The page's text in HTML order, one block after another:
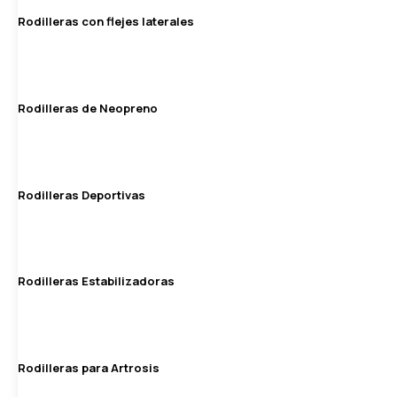
Rodilleras con flejes laterales
Rodilleras de Neopreno
Rodilleras Deportivas
Rodilleras Estabilizadoras
Rodilleras para Artrosis